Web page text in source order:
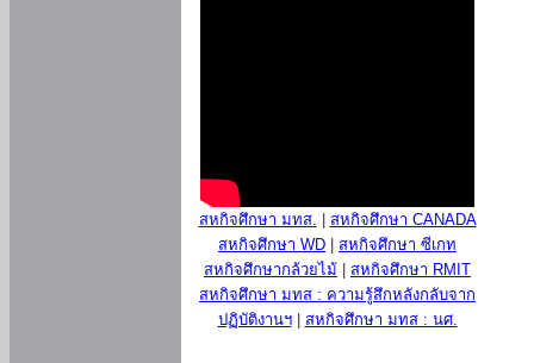
สหกิจศึกษา มทส.
สหกิจศึกษา CANADA
สหกิจศึกษา WD
สหกิจศึกษา ซีเกท
สหกิจศึกษากล้วยไม้
สหกิจศึกษา RMIT
สหกิจศึกษา มทส : ความรู้สึกหลังกลับจาก
ปฏิบัติงานฯ| สหกิจศึกษา มทส : นศ.